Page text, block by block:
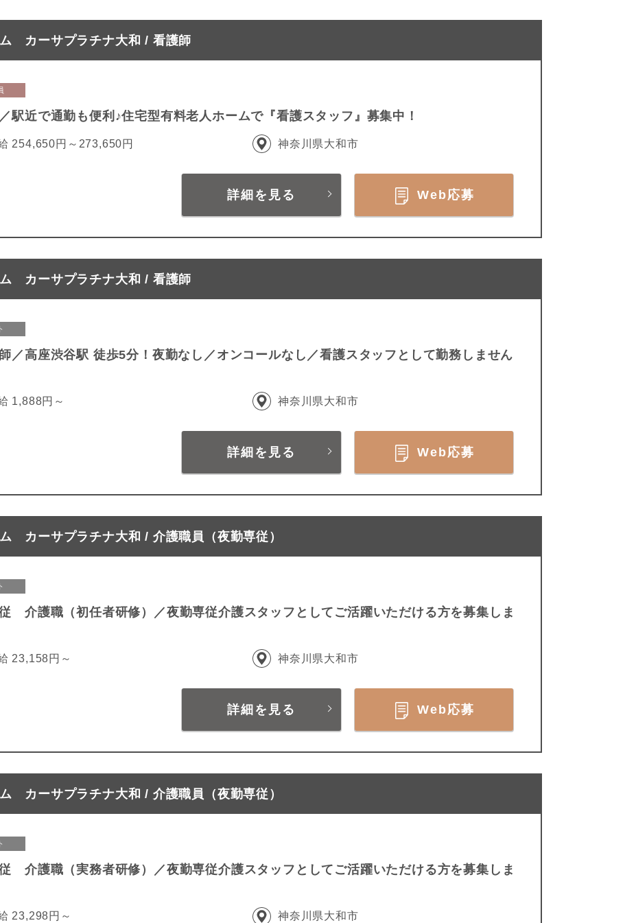
カーサプラチナ大和 / 看護師
駅近で通勤も便利♪住宅型有料老人ホームで『看護スタッフ』募集中！
254,650円～273,650円 神奈川県大和市
詳細を見る Web応募
カーサプラチナ大和 / 看護師
／高座渋谷駅 徒歩5分！夜勤なし／オンコールなし／看護スタッフとして勤務しません
1,888円～ 神奈川県大和市
詳細を見る Web応募
カーサプラチナ大和 / 介護職員（夜勤専従）
介護職（初任者研修）／夜勤専従介護スタッフとしてご活躍いただける方を募集しま
23,158円～ 神奈川県大和市
詳細を見る Web応募
カーサプラチナ大和 / 介護職員（夜勤専従）
介護職（実務者研修）／夜勤専従介護スタッフとしてご活躍いただける方を募集しま
23,298円～ 神奈川県大和市